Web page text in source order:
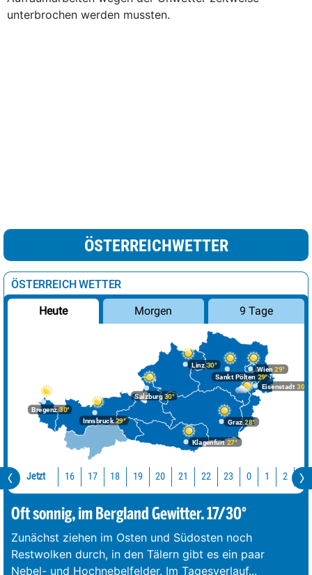
unterbrochen werden mussten.
ÖSTERREICHWETTER
ÖSTERREICH WETTER
Heute Morgen 9 Tage
Bregenz30°
Graz28°
Innsbruck29°
Klagenfurt 27°
Linz30°
Salzburg30°
Wien 29°
Eisenstadt 30°
Sankt Pölten 29°
Jetzt 16 17 18 19 20 21 22 23 0 1 2 3
Oft sonnig, im Bergland Gewitter. 17/30°
Zunächst ziehen im Osten und Südosten noch
Restwolken durch, in den Tälern gibt es ein paar
Nebel- und Hochnebelfelder. Im Tagesverlauf...